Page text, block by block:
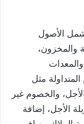
الأصول
والمخزون،
مثل
والخصوم غير
الأجل، إضافة